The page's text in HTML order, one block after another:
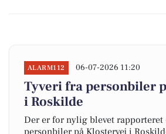
ALARM112 06-07-2026 11:20
Tyveri fra personbiler
i Roskilde
Der er for nylig blevet
personbiler på Klostervej i